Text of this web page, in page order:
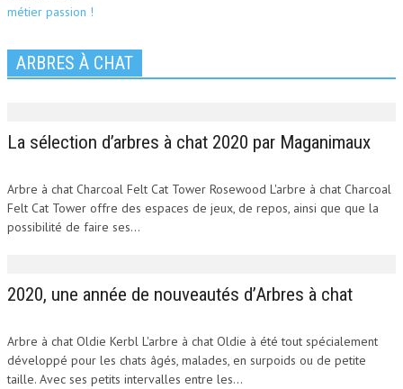
ARBRES À CHAT
La sélection d’arbres à chat 2020 par Maganimaux
Arbre à chat Charcoal Felt Cat Tower Rosewood L'arbre à chat Charcoal
Felt Cat Tower offre des espaces de jeux, de repos, ainsi que que la
possibilité de faire ses...
2020, une année de nouveautés d’Arbres à chat
Arbre à chat Oldie Kerbl L'arbre à chat Oldie à été tout spécialement
développé pour les chats âgés, malades, en surpoids ou de petite
taille. Avec ses petits intervalles entre les...